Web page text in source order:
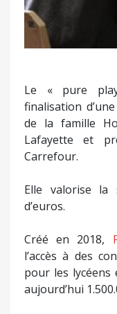
Le « pure
finalisation
de la famille
Lafayette et
Carrefour.
Elle valorise la
d’euros.
Créé en 2018,
l’accès à des
pour les lycéens
aujourd’hui